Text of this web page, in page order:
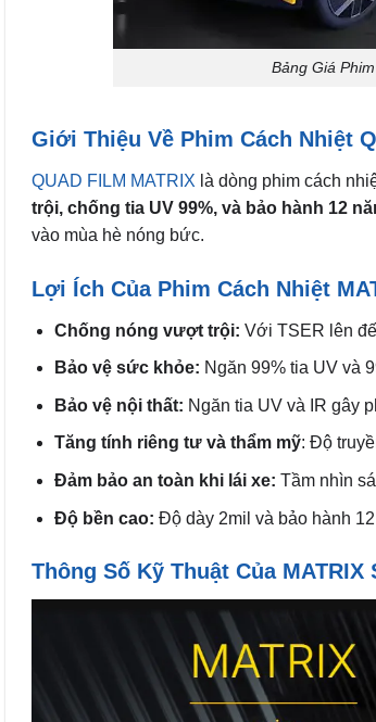
Bảng Giá
Giới Thiệu Về Phim Cách Nhiệt
QUAD FILM MATRIX là dòng phim cách
trội, chống tia UV 99%, và bảo hành 12
vào mùa hè nóng bức.
Lợi Ích Của Phim Cách Nhiệt
Chống nóng vượt trội: Với TSER lên
Bảo vệ sức khỏe: Ngăn 99% tia UV và
Bảo vệ nội thất: Ngăn tia UV và IR gây
Tăng tính riêng tư và thẩm mỹ: Độ
Đảm bảo an toàn khi lái xe: Tầm nhìn
Độ bền cao: Độ dày 2mil và bảo hành
Thông Số Kỹ Thuật Của MATRIX